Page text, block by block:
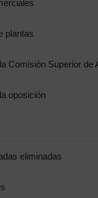
plantas
Comisión Superior de
oposición
eliminadas